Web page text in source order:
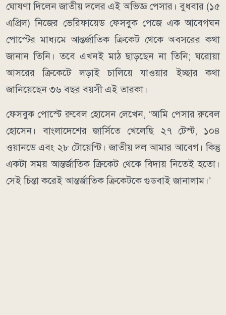
ঘোষণা দিলেন জাতীয় দলের এই অভিজ্ঞ পেসার। বুধবার (১৫
এপ্রিল) নিজের ভেরিফায়েড ফেসবুক পেজে এক আবেগঘন
পোস্টের মাধ্যমে আন্তর্জাতিক ক্রিকেট থেকে অবসরের কথা
জানান তিনি। তবে এখনই মাঠ ছাড়ছেন না তিনি; ঘরোয়া
আসরের ক্রিকেটে লড়াই চালিয়ে যাওয়ার ইচ্ছার কথা
জানিয়েছেন ৩৬ বছর বয়সী এই তারকা।
ফেসবুক পোস্টে রুবেল হোসেন লেখেন, ‘আমি পেসার রুবেল
হোসেন। বাংলাদেশের জার্সিতে খেলেছি ২৭ টেস্ট, ১০৪
ওয়ানডে এবং ২৮ টোয়েন্টি। জাতীয় দল আমার আবেগ। কিন্তু
একটা সময় আন্তর্জাতিক ক্রিকেট থেকে বিদায় নিতেই হতো।
সেই চিন্তা করেই আন্তর্জাতিক ক্রিকেটকে গুডবাই জানালাম।’